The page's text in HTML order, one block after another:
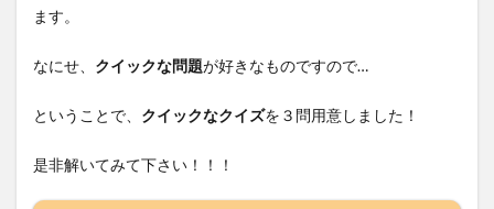
ます。
なにせ、 クイックな問題が好きなものですので…
ということで、 クイックなクイズを３問用意しました！
是非解いてみて下さい！！！